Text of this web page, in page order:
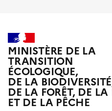
MINISTÈRE DE LA
TRANSITION
ÉCOLOGIQUE,
DE LA
DE LA FORÊT, DE LA
ET DE LA PÊCHE